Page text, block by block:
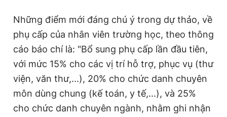
Giấy phép xuất bản số 110/GP - BTTTT cấp ngày 24.3.2020
chép dưới mọi hình thức nếu không có sự chấp thuận bằng văn
bản. Phát triển bởi ePi Technologies, JSC.
Những điểm mới đáng chú ý trong dự thảo, về
phụ cấp của nhân viên trường học, theo thông
cáo báo chí là: "Bổ sung phụ cấp lần đầu tiên,
với mức 15% cho các vị trí hỗ trợ, phục vụ (thư
viện, văn thư,...), 20% cho chức danh chuyên
môn dùng chung (kế toán, y tế,...), và 25%
cho chức danh chuyên ngành, nhằm ghi nhận